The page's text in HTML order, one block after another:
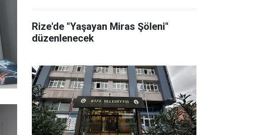
Rize'de "Yaşayan Miras Şöleni"
düzenlenecek